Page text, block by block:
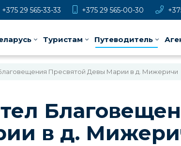
+375 29 565-33-33 +375 29 565-00-30
Туристам Путеводитель
Пресвятой Девы Марии в д. Мижеричи
в д.